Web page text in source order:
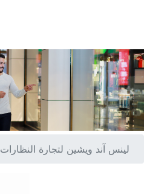
لينس آند ويشين لتجارة النظارات